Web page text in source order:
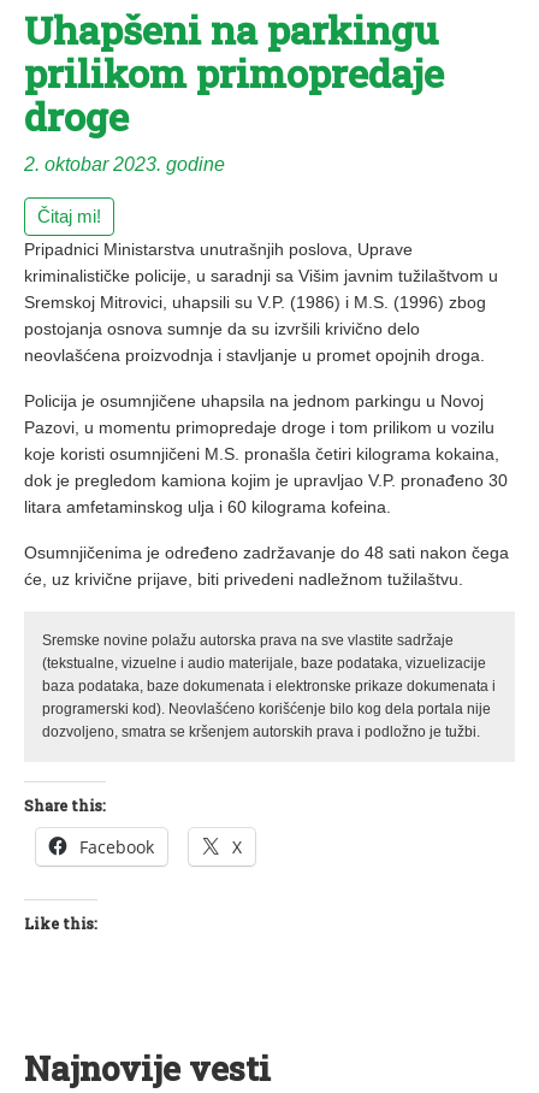
Uhapšeni na parkingu
prilikom primopredaje
droge
2. oktobar 2023. godine
Čitaj mi!
Pripadnici Ministarstva unutrašnjih poslova, Uprave
kriminalističke policije, u saradnji sa Višim javnim tužilaštvom u
Sremskoj Mitrovici, uhapsili su V.P. (1986) i M.S. (1996) zbog
postojanja osnova sumnje da su izvršili krivično delo
neovlašćena proizvodnja i stavljanje u promet opojnih droga.
Policija je osumnjičene uhapsila na jednom parkingu u Novoj
Pazovi, u momentu primopredaje droge i tom prilikom u vozilu
koje koristi osumnjičeni M.S. pronašla četiri kilograma kokaina,
dok je pregledom kamiona kojim je upravljao V.P. pronađeno 30
litara amfetaminskog ulja i 60 kilograma kofeina.
Osumnjičenima je određeno zadržavanje do 48 sati nakon čega
će, uz krivične prijave, biti privedeni nadležnom tužilaštvu.
Sremske novine polažu autorska prava na sve vlastite sadržaje
(tekstualne, vizuelne i audio materijale, baze podataka, vizuelizacije
baza podataka, baze dokumenata i elektronske prikaze dokumenata i
programerski kod). Neovlašćeno korišćenje bilo kog dela portala nije
dozvoljeno, smatra se kršenjem autorskih prava i podložno je tužbi.
Share this:
Facebook X
Like this:
Najnovije vesti